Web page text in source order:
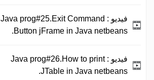
فيديو : Java prog#25.Exit Command
Button jFrame in Java netbeans.
فيديو : Java prog#26.How to print
JTable in Java netbeans.